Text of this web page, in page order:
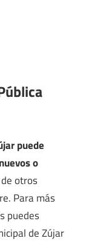
puede
o
otros
Para más
puedes
de Zújar